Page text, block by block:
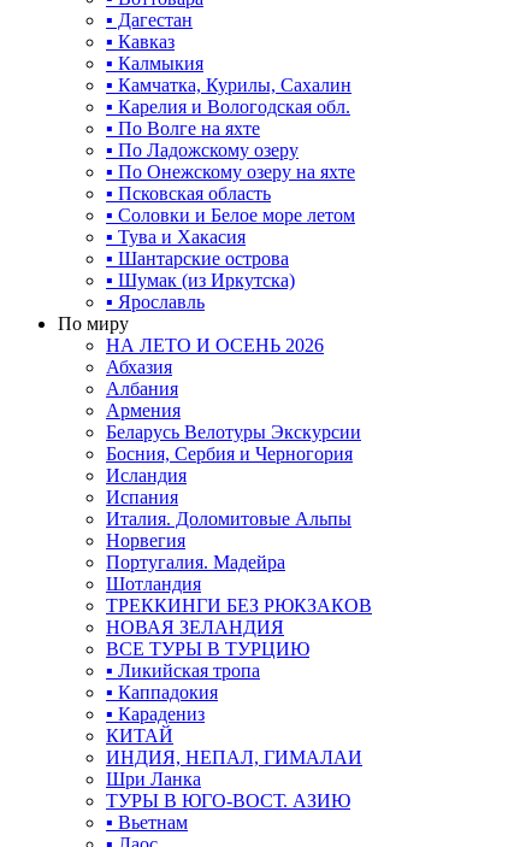
▪ Дагестан
▪ Кавказ
▪ Калмыкия
▪ Камчатка, Курилы, Сахалин
▪ Карелия и Вологодская обл.
▪ По Волге на яхте
▪ По Ладожскому озеру
▪ По Онежскому озеру на яхте
▪ Псковская область
▪ Соловки и Белое море летом
▪ Тува и Хакасия
▪ Шантарские острова
▪ Шумак (из Иркутска)
▪ Ярославль
По миру
НА ЛЕТО И ОСЕНЬ 2026
Абхазия
Албания
Армения
Беларусь Велотуры Экскурсии
Босния, Сербия и Черногория
Исландия
Испания
Италия. Доломитовые Альпы
Норвегия
Португалия. Мадейра
Шотландия
ТРЕККИНГИ БЕЗ РЮКЗАКОВ
НОВАЯ ЗЕЛАНДИЯ
ВСЕ ТУРЫ В ТУРЦИЮ
▪ Ликийская тропа
▪ Каппадокия
▪ Карадениз
КИТАЙ
ИНДИЯ, НЕПАЛ, ГИМАЛАИ
Шри Ланка
ТУРЫ В ЮГО-ВОСТ. АЗИЮ
▪ Вьетнам